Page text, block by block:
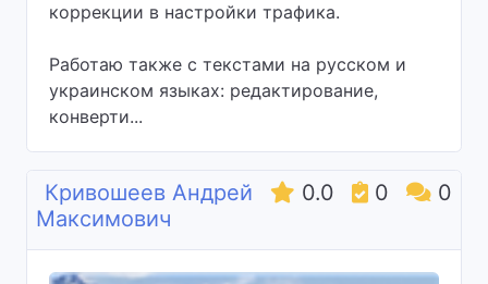
коррекции в настройки трафика.
Работаю также с текстами на русском и
украинском языках: редактирование,
конверти...
0.0 0 0
Кривошеев Андрей
Максимович